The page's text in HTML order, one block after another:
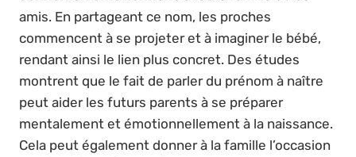
amis. En partageant ce nom, les proches
commencent à se projeter et à imaginer le bébé,
rendant ainsi le lien plus concret. Des études
montrent que le fait de parler du prénom à naître
peut aider les futurs parents à se préparer
mentalement et émotionnellement à la naissance.
Cela peut également donner à la famille l’occasion